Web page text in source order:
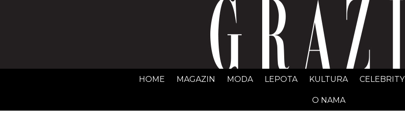
GRAZIA Srbija
HOME MAGAZIN MODA LEPOTA KULTURA CELEBRITY
O NAMA